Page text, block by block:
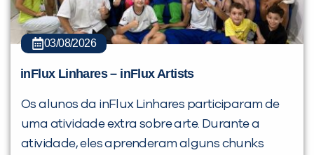
03/08/2026
inFlux Linhares – inFlux Artists
Os alunos da inFlux Linhares participaram de
uma atividade extra sobre arte. Durante a
atividade, eles aprenderam alguns chunks